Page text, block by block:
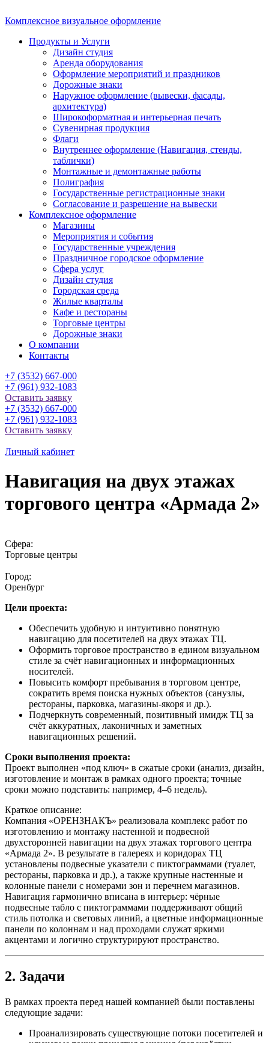
Комплексное визуальное оформление
Продукты и Услуги
Дизайн студия
Аренда оборудования
Оформление мероприятий и праздников
Дорожные знаки
Наружное оформление (вывески, фасады,
архитектура)
Широкоформатная и интерьерная печать
Сувенирная продукция
Флаги
Внутреннее оформление (Навигация, стенды,
таблички)
Монтажные и демонтажные работы
Полиграфия
Государственные регистрационные знаки
Согласование и разрешение на вывески
Комплексное оформление
Магазины
Мероприятия и события
Государственные учреждения
Праздничное городское оформление
Сфера услуг
Дизайн студия
Городская среда
Жилые кварталы
Кафе и рестораны
Торговые центры
Дорожные знаки
О компании
Контакты
+7 (3532) 667-000
+7 (961) 932-1083
Оставить заявку
+7 (3532) 667-000
+7 (961) 932-1083
Оставить заявку
Личный кабинет
Навигация на двух этажах
торгового центра «Армада 2»
Сфера:
Торговые центры
Город:
Оренбург
Цели проекта:
Обеспечить удобную и интуитивно понятную
навигацию для посетителей на двух этажах ТЦ.
Оформить торговое пространство в едином визуальном
стиле за счёт навигационных и информационных
носителей.
Повысить комфорт пребывания в торговом центре,
сократить время поиска нужных объектов (санузлы,
рестораны, парковка, магазины‑якоря и др.).
Подчеркнуть современный, позитивный имидж ТЦ за
счёт аккуратных, лаконичных и заметных
навигационных решений.
Сроки выполнения проекта:
Проект выполнен «под ключ» в сжатые сроки (анализ, дизайн,
изготовление и монтаж в рамках одного проекта; точные
сроки можно подставить: например, 4–6 недель).
Краткое описание:
Компания «ОРЕНЗНАКЪ» реализовала комплекс работ по
изготовлению и монтажу настенной и подвесной
двухсторонней навигации на двух этажах торгового центра
«Армада 2». В результате в галереях и коридорах ТЦ
установлены подвесные указатели с пиктограммами (туалет,
рестораны, парковка и др.), а также крупные настенные и
колонные панели с номерами зон и перечнем магазинов.
Навигация гармонично вписана в интерьер: чёрные
подвесные табло с пиктограммами поддерживают общий
стиль потолка и световых линий, а цветные информационные
панели по колоннам и над проходами служат яркими
акцентами и логично структурируют пространство.
2. Задачи
В рамках проекта перед нашей компанией были поставлены
следующие задачи:
Проанализировать существующие потоки посетителей и